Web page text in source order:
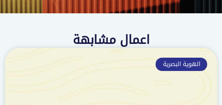
اعمال مشابهة
الهوية البصرية